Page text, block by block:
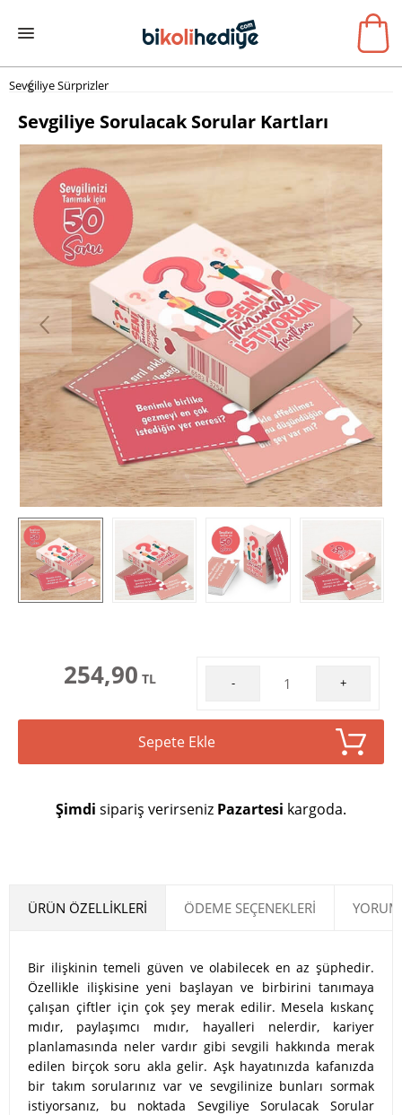
Sevgiliye Sürprizler
Sevgiliye Sorulacak Sorular Kartları
254,90 TL - +
Sepete Ekle
Şimdi sipariş verirseniz Pazartesi kargoda.
ÜRÜN ÖZELLIKLERI ÖDEME SEÇENEKLERI
Bir ilişkinin temeli güven ve olabilecek en az şüphedir.
Özellikle ilişkisine yeni başlayan ve birbirini tanımaya
çalışan çiftler için çok şey merak edilir. Mesela kıskanç
mıdır, paylaşımcı mıdır, hayalleri nelerdir, kariyer
planlamasında neler vardır gibi sevgili hakkında merak
edilen birçok soru akla gelir. Aşk hayatınızda kafanızda
bir takım sorularınız var ve sevgilinize bunları sormak
istiyorsanız, bu noktada Sevgiliye Sorulacak Sorular